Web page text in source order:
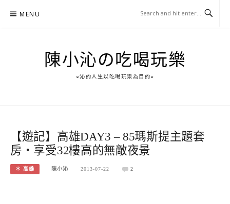
MENU
陳小沁の吃喝玩樂
○沁的人生以吃喝玩樂為目的○
【遊記】高雄DAY3 – 85瑪斯提主題套
房‧享受32樓高的無敵夜景
＊ 高雄 陳小沁 2013-07-22 2